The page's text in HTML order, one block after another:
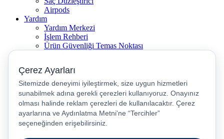
Airpods
Yardım
Yardım Merkezi
İşlem Rehberi
Ürün Güvenliği Temas Noktası
iPhone Karşılaştırma
Televizyon (TV) Karşılaştırma
Telefon Sat
Popüler Marka Kategoriler
Samsung Telefonlar
JBL Kulaklık
Philips Kahve Makinesi